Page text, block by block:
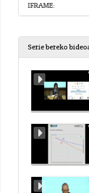
IFRAME:
Serie bereko